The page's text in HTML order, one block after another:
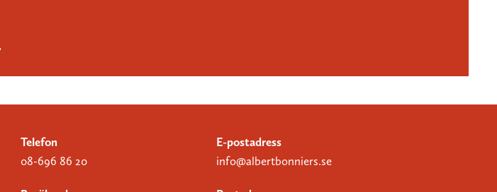
Telefon
08-696 86 20
E-postadress
info@albertbonniers.se